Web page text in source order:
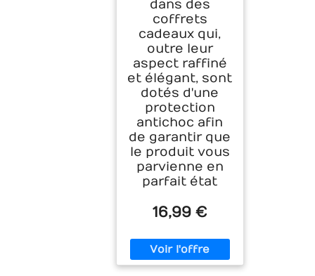
dans des
coffrets
cadeaux qui,
outre leur
aspect raffiné
et élégant, sont
dotés d'une
protection
antichoc afin
de garantir que
le produit vous
parvienne en
parfait état
16,99 €